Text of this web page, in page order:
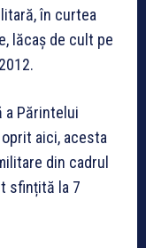
în curtea
lăcaș de cult pe
a Părintelui
aici, acesta
din cadrul
sfințită la 7